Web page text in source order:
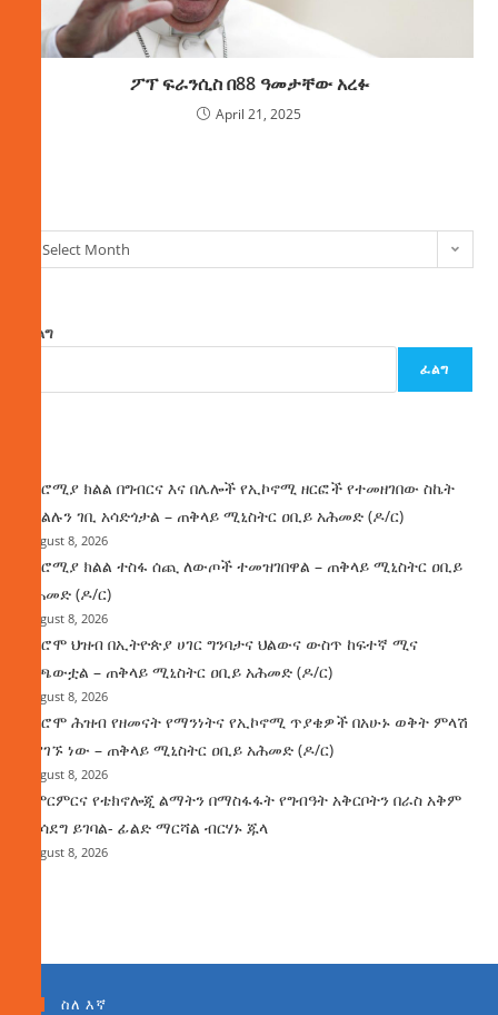
ፖፕ ፍራንሲስ በ88 ዓመታቸው አረፉ
April 21, 2025
Select Month
ፈልግ
ፈልግ
በኦሮሚያ ክልል በግብርና እና በሌሎች የኢኮኖሚ ዘርፎች የተመዘገበው ስኬት
የክልሉን ገቢ አሳድጎታል – ጠቅላይ ሚኒስትር ዐቢይ አሕመድ (ዶ/ር)
August 8, 2026
በኦሮሚያ ክልል ተስፋ ሰጪ ለውጦች ተመዝገበዋል – ጠቅላይ ሚኒስትር ዐቢይ
አሕመድ (ዶ/ር)
August 8, 2026
የኦሮሞ ህዝብ በኢትዮጵያ ሀገር ግንባታና ህልውና ውስጥ ከፍተኛ ሚና
ተጫውቷል – ጠቅላይ ሚኒስትር ዐቢይ አሕመድ (ዶ/ር)
August 8, 2026
የኦሮሞ ሕዝብ የዘመናት የማንነትና የኢኮኖሚ ጥያቄዎች በአሁኑ ወቅት ምላሽ
እያገኙ ነው – ጠቅላይ ሚኒስትር ዐቢይ አሕመድ (ዶ/ር)
August 8, 2026
የምርምርና የቴክኖሎጂ ልማትን በማስፋፋት የግብዓት አቅርቦትን በራስ አቅም
ማሳደግ ይገባል- ፊልድ ማርሻል ብርሃኑ ጁላ
August 8, 2026
ስለ እኛ